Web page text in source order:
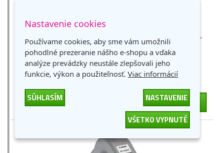
Canon PFI-1300Gy (0817C001), originálny atrament,
šedý, 330 ml
šedá 330 ml
1 zlaťák
Nedostupné
205,56 €
167,12 € bez DPH DO KOŠÍKA
Nastavenie cookies
Používame cookies, aby sme vám umožnili
pohodlné prezeranie nášho e-shopu a vďaka
analýze prevádzky neustále zlepšovali jeho
funkcie, výkon a použiteľnosť. Viac informácií
SÚHLASÍM
NASTAVENIE
VŠETKO VYPNUTÉ